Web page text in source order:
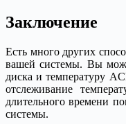
Заключение
Есть много других
вашей системы. Вы
диска и температуру
отслеживание
длительного времени
системы.